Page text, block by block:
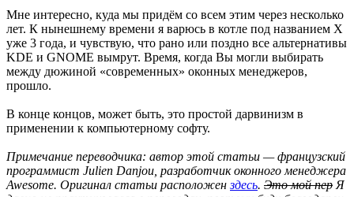
Мне интересно, куда мы придём со всем этим через несколько
лет. К нынешнему времени я варюсь в котле под названием X
уже 3 года, и чувствую, что рано или поздно все альтернативы
KDE и GNOME вымрут. Время, когда Вы могли выбирать
между дюжиной «современных» оконных менеджеров,
прошло.
В конце концов, может быть, это простой дарвинизм в
применении к компьютерному софту.
Примечание переводчика: автор этой статьи — французский
программист Julien Danjou, разработчик оконного менеджера
Awesome. Оригинал статьи расположенздесь. Это мой пер Я